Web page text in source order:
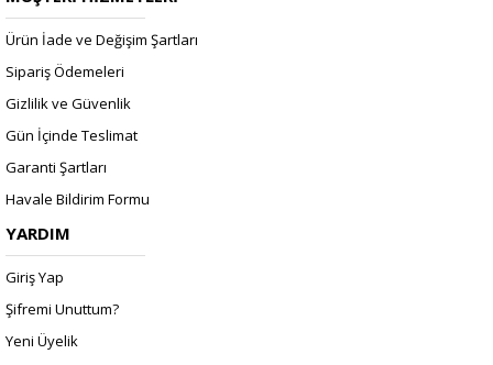
Ürün İade ve Değişim Şartları
Sipariş Ödemeleri
Gizlilik ve Güvenlik
Gün İçinde Teslimat
Garanti Şartları
Havale Bildirim Formu
YARDIM
Giriş Yap
Şifremi Unuttum?
Yeni Üyelik